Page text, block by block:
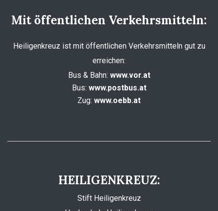
Mit öffentlichen Verkehrsmitteln:
Heiligenkreuz ist mit öffentlichen Verkehrsmitteln gut zu
erreichen:
Bus & Bahn: www.vor.at
Bus: www.postbus.at
Zug: www.oebb.at
HEILIGENKREUZ:
Stift Heiligenkreuz